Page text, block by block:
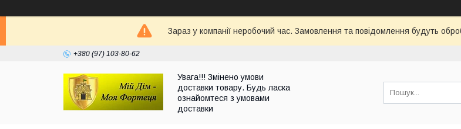
Зараз у компанії неробочий час. Замовлення та повідомлення будуть
+380 (97) 103-80-62
Увага!!! Змінено умови
доставки товару. Будь ласка
ознайомтеся з умовами
доставки